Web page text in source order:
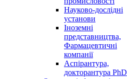
Науково-дослідні
установи
Іноземні
представництва,
Фармацевтичні
компанії
Аспірантура,
докторантура PhD